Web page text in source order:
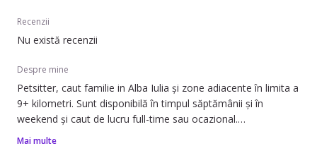
Recenzii
Nu există recenzii
Despre mine
Petsitter, caut familie in Alba Iulia și zone adiacente în limita a
9+ kilometri. Sunt disponibilă în timpul săptămânii și în
weekend și caut de lucru full-time sau ocazional.
Mai multe